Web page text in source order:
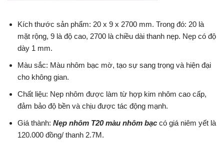
Kích thước sản phẩm: 20 x 9 x 2700 mm. Trong đó: 20 là
mặt rộng, 9 là độ cao, 2700 là chiều dài thanh nẹp. Nẹp có độ
dày 1 mm.
Màu sắc: Màu nhôm bạc mờ, tạo sự sang trọng và hiện đại
cho không gian.
Chất liệu: Nẹp nhôm được làm từ hợp kim nhôm cao cấp,
đảm bảo độ bền và chịu được tác động mạnh.
Giá thành: Nẹp nhôm T20 màu nhôm bạc có giá niêm yết là
120.000 đồng/ thanh 2.7M.